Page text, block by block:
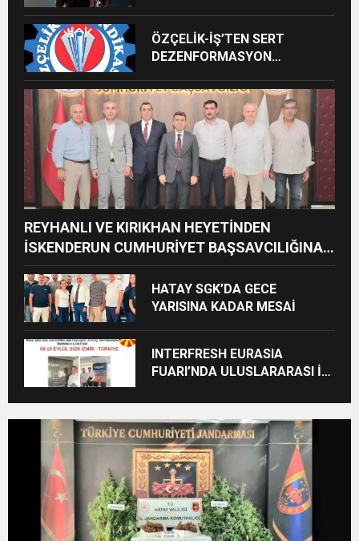
ÖZÇELİK-İŞ’TEN SERT
DEZENFORMASYON
CEZAİ SÜREÇ BAŞLATILDI”
REYHANLI VE KIRIKHAN HEYETİNDEN
İSKENDERUN CUMHURİYET BAŞSAVCILIĞINA
ZİYARET
HATAY SGK’DA GECE
YARISINA KADAR MESAİ
INTERFRESH EURASIA
FUARI’NDA ULUSLARARASI İŞ
BAŞLADI